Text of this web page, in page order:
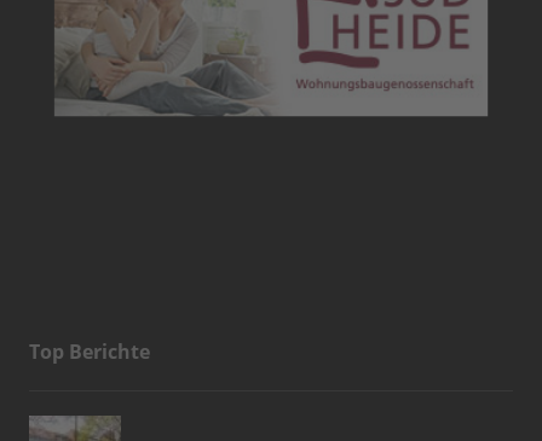
Top Berichte